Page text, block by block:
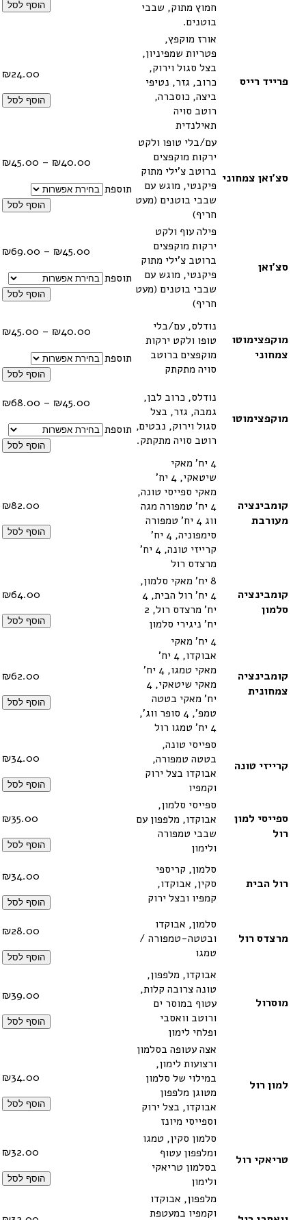
חמוץ מתוק, שבבי
בוטנים.
עד
הוסף לסל
פרייד רייס
אורז מוקפץ,
פטריות שמפיניון,
בצל סגול וירוק,
כרוב, גזר, נטיפי
ביצה, כוסברה,
רוטב סויה
תאילנדית
₪24.00
הוסף לסל
סצ'ואן צמחוני
עם/בלי טופו ולקט
ירקות מוקפצים
ברוטב צ'ילי מתוק
פיקנטי, מוגש עם
שבבי בוטנים (מעט
חריף)
₪40.00
–
₪45.00
עד
תוספת
הוסף לסל
סצ'ואן
פילה עוף ולקט
ירקות מוקפצים
ברוטב צ'ילי מתוק
פיקנטי, מוגש עם
שבבי בוטנים (מעט
חריף)
₪45.00
–
₪69.00
עד
תוספת
הוסף לסל
מוקפצימוטו
צמחוני
נודלס, עם/בלי
טופו ולקט ירקות
מוקפצים ברוטב
סויה מתקתק
₪40.00
–
₪45.00
עד
תוספת
הוסף לסל
מוקפצימוטו
נודלס, כרוב לבן,
גמבה, גזר, בצל
סגול וירוק, נבטים,
רוטב סויה מתקתק.
₪45.00
–
₪68.00
עד
תוספת
הוסף לסל
קומבינציה
מעורבת
4 יח' מאקי
שיטאקי, 4 יח'
מאקי ספייסי טונה,
4 יח' טמפורה מגה
ווג 4 יח' טמפורה
סימפוניה, 4 יח'
קרייזי טונה, 4 יח'
מרצדס רול
₪82.00
הוסף לסל
קומבינציה
סלמון
8 יח' מאקי סלמון,
4 יח' רול הבית, 4
יח' מרצדס רול, 2
יח' ניגירי סלמון
₪64.00
הוסף לסל
קומבינציה
צמחונית
4 יח' מאקי
אבוקדו, 4 יח'
מאקי טמגו, 4 יח'
מאקי שיטאקי, 4
יח' מאקי בטטה
טמפ', 4 סופר ווג',
4 יח' טמגו רול
₪62.00
הוסף לסל
קרייזי טונה
ספייסי טונה,
בטטה טמפורה,
אבוקדו בצל ירוק
וקמפיו
₪34.00
הוסף לסל
ספייסי למון
רול
ספייסי סלמון,
אבוקדו, מלפפון עם
שבבי טמפורה
ולימון
₪35.00
הוסף לסל
רול הבית
סלמון, קריספי
סקין, אבוקדו,
קמפיו ובצל ירוק
₪34.00
הוסף לסל
מרצדס רול
סלמון, אבוקדו
ובטטה-טמפורה /
טמגו
₪28.00
הוסף לסל
מוסרול
אבוקדו, מלפפון,
טונה צרובה קלות,
עטוף במוסר ים
ורוטב וואסבי
ופלחי לימון
₪39.00
הוסף לסל
למון רול
אצה עטופה בסלמון
ורצועות לימון,
במילוי של סלמון
מטוגן מלפפון
אבוקדו, בצל ירוק
וספייסי מיונז
₪34.00
הוסף לסל
טריאקי רול
סלמון סקין, טמגו
ומלפפון עטוף
בסלמון טריאקי
ולימון
₪32.00
הוסף לסל
מלפפון, אבוקדו
וקמפיו במעטפת